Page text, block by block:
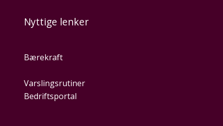
Nyttige lenker
Bærekraft
Varslingsrutiner
Bedriftsportal